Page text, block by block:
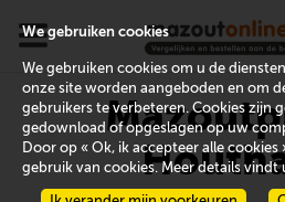
x
We gebruiken cookies
We gebruiken cookies om u de
onze site worden aangeboden en om
gebruikers te verbeteren. Cookies zijn
gedownload of opgeslagen op uw
Door op « Ok, ik accepteer alle
gebruik van cookies. Meer details vindt